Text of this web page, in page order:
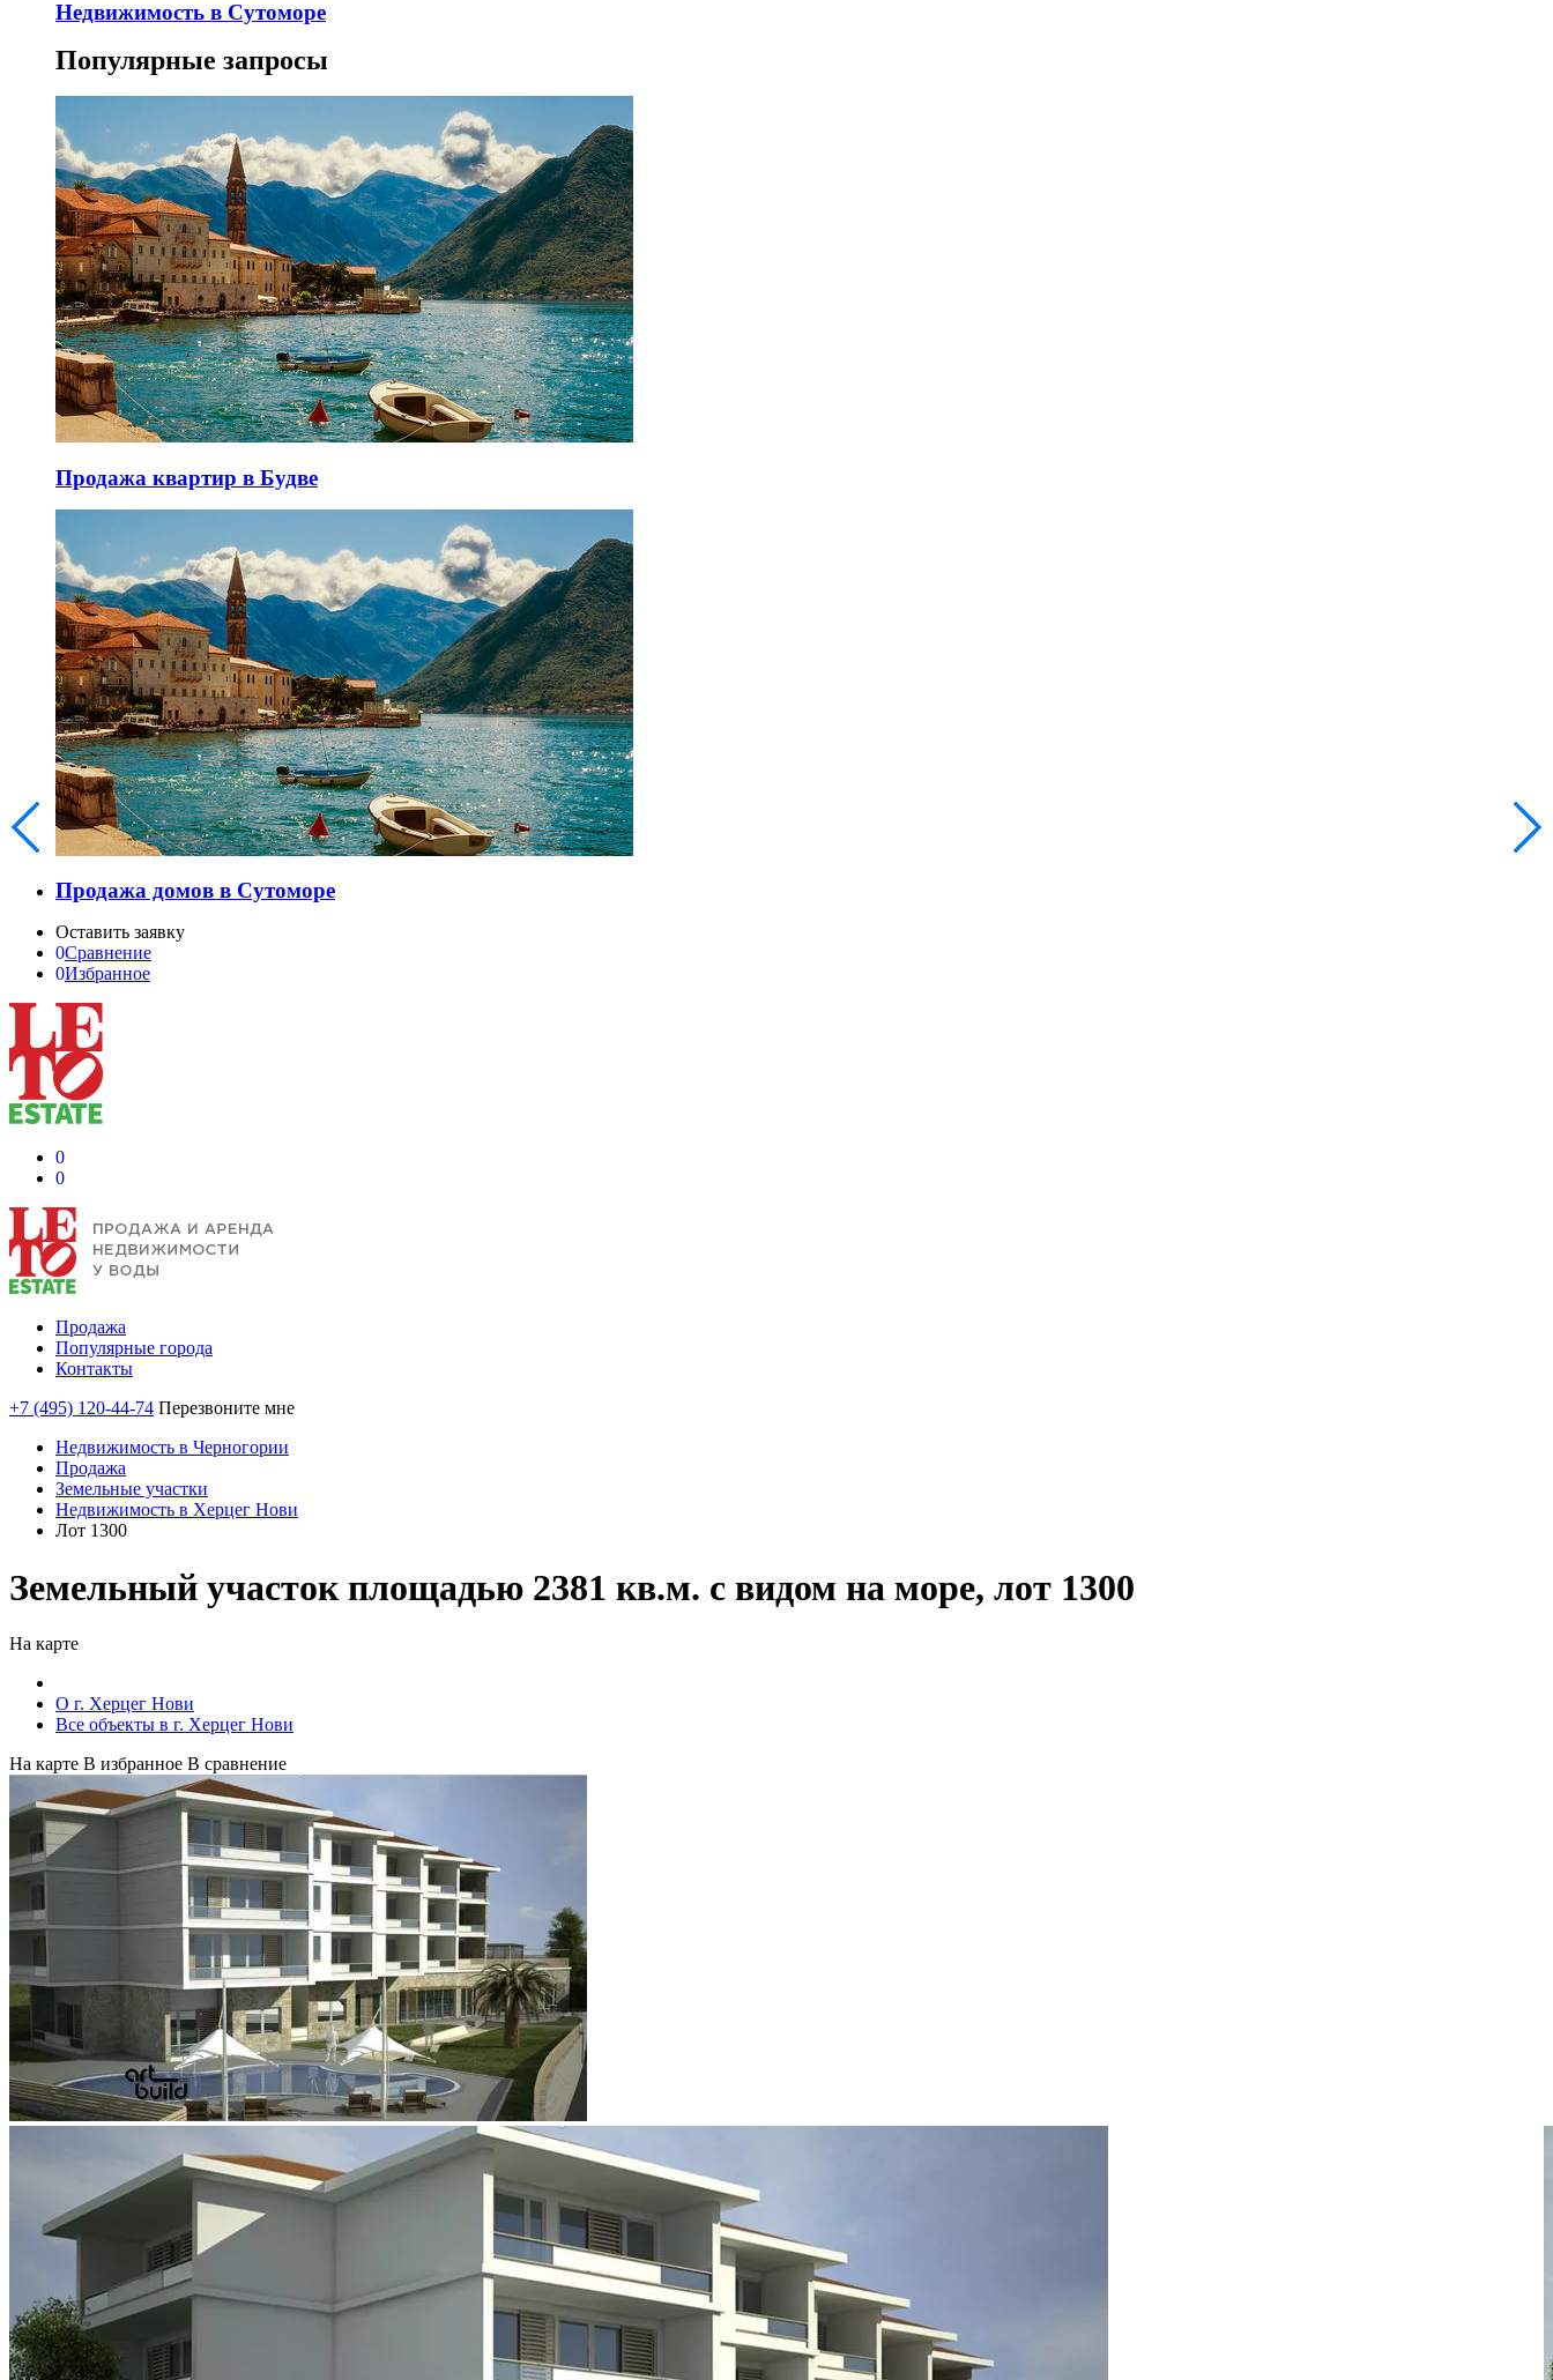
Недвижимость в Сутоморе
Популярные запросы
Продажа квартир в Будве
Продажа домов в Сутоморе
Оставить заявку
0Сравнение
0Избранное
0
0
Продажа
Популярные города
Контакты
+7 (495) 120-44-74 Перезвоните мне
Недвижимость в Черногории
Продажа
Земельные участки
Недвижимость в Херцег Нови
Лот 1300
Земельный участок площадью 2381 кв.м. с видом на море, лот 1300
На карте
О г. Херцег Нови
Все объекты в г. Херцег Нови
На карте В избранное В сравнение